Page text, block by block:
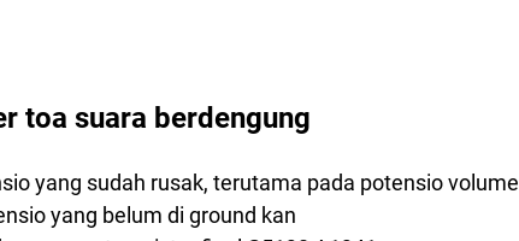
toa suara berdengung
yang sudah rusak, terutama pada potensio volume
yang belum di ground kan